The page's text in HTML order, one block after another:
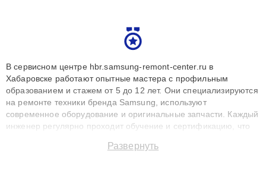
В сервисном центре hbr.samsung-remont-center.ru в
Хабаровске работают опытные мастера с профильным
образованием и стажем от 5 до 12 лет. Они специализируются
на ремонте техники бренда Samsung, используют
современное оборудование и оригинальные запчасти. Каждый
инженер регулярно проходит обучение и сертификацию, что
восстанавливать технику с сохранением гарантии до 3 лет.
Развернуть